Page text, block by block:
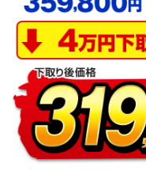
温40℃で設定温度「適温」にて
転開始した設定到達までの時
向約3m、床面からの高さ
動・冷房・除湿冷房・除湿で
湿冷房・除湿で風向自動設定時
風向と異なる場合があります
複数の除湿方式を切換えるた
除湿方式には該当しません。
す。（使用環境により異なり
果によるもので、実使用空間
ホコリやカビをすべて落とせ
ません。 ※9 室内温度が大きく
きにご使用ください。約1ヵ月